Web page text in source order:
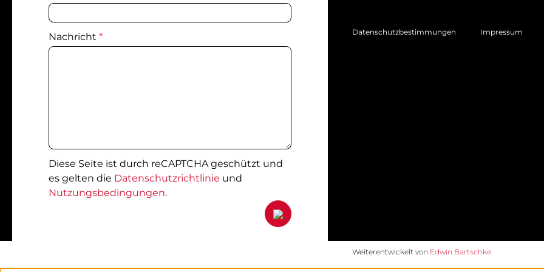
Nachricht *
Diese Seite ist durch reCAPTCHA geschützt und
es gelten die Datenschutzrichtlinie und
Nutzungsbedingungen.
Datenschutzbestimmungen Impressum
Weiterentwickelt von Edwin Bartschke.